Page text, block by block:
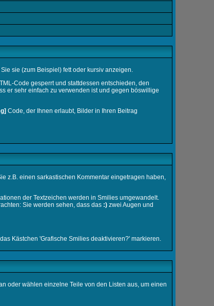
sie (zum Beispiel) fett oder kursiv anzeigen.
Code gesperrt und stattdessen entschieden, den
er sehr einfach zu verwenden ist und gegen böswillige
Code, der Ihnen erlaubt, Bilder in Ihren Beitrag
z.B. einen sarkastischen Kommentar eingetragen haben,
der Textzeichen werden in Smilies umgewandelt.
Sie werden sehen, dass das :)zwei Augen und
Kästchen 'Grafische Smilies deaktivieren?' markieren.
oder wählen einzelne Teile von den Listen aus, um einen